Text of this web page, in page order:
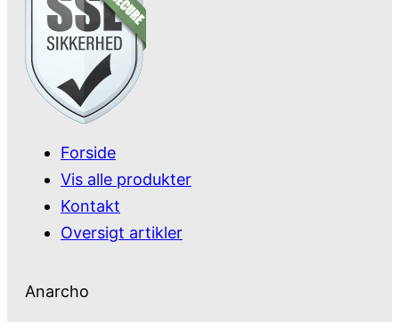
Forside
Vis alle produkter
Kontakt
Oversigt artikler
Anarcho